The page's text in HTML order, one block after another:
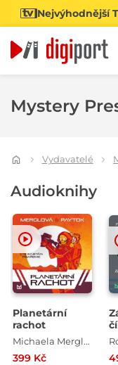
Nejvýhodnější
Mystery
Vydavatelé
Audioknihy
Planetární
rachot
Michaela Merglová , Martin Paytok
399 Kč